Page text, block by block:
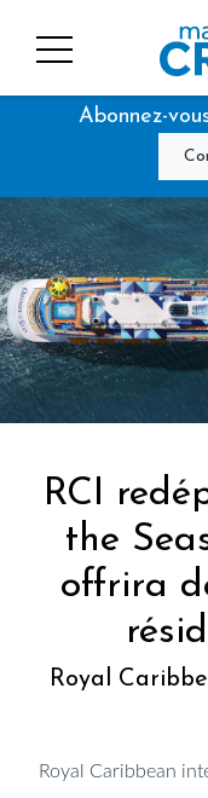
Abonnez-
RCI
the
offrira
Royal
Royal Caribbean